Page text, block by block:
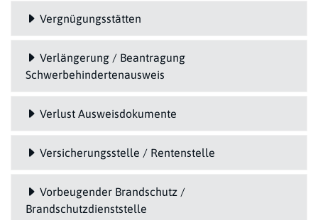
Vergnügungsstätten
Verlängerung / Beantragung
Schwerbehindertenausweis
Verlust Ausweisdokumente
Versicherungsstelle / Rentenstelle
Vorbeugender Brandschutz /
Brandschutzdienststelle